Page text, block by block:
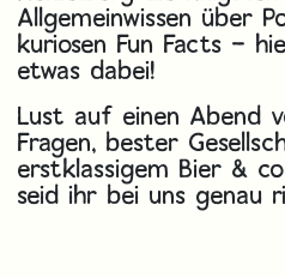
Allgemeinwissen über
kuriosen Fun Facts –
etwas dabei!
Lust auf einen Abend
Fragen, bester
erstklassigem Bier &
seid ihr bei uns genau